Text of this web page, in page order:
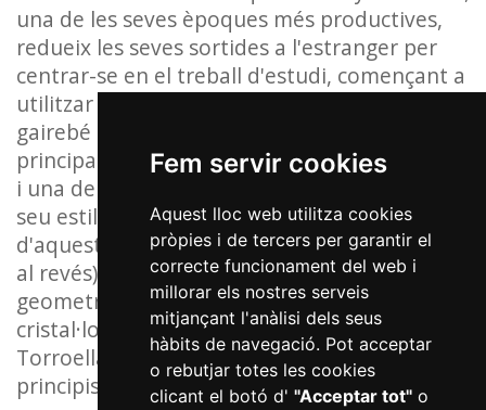
Fem servir cookies
Aquest lloc web utilitza cookies
pròpies i de tercers per garantir el
correcte funcionament del web i
millorar els nostres serveis
mitjançant l'anàlisi dels seus
hàbits de navegació. Pot acceptar
o rebutjar totes les cookies
clicant el botó d' "Acceptar tot"o
una de les seves èpoques més productives,
redueix les seves sortides a l'estranger per
centrar-se en el treball d'estudi, començant a
utilitzar l'espàtula com a instrument pictòric
gairebé exclusiu, que constituirà un dels
principals atractius de l'obra d'aquesta etapa
i una de les característiques definitòries del
seu estil durant molt de temps. L'originalitat
d'aquest tractament propiciarà (o potser serà
al revés) el pas a una progressiva
geometrització de la seva obra ("planificació
cristal·logràfica", l'anomenarà Santos
Torroella), característiques que duraran fins a
principis dels setanta.